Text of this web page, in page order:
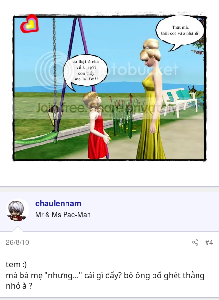
chaulennam
Mr & Ms Pac-Man
26/8/10 #4
tem :)
mà bà mẹ "nhưng..." cái gì đấy? bộ ông bố ghét thằng
nhỏ à ?